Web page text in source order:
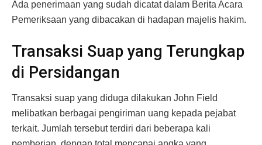
Ada penerimaan yang sudah dicatat dalam Berita Acara
Pemeriksaan yang dibacakan di hadapan majelis hakim.
Transaksi Suap yang Terungkap
di Persidangan
Transaksi suap yang diduga dilakukan John Field
melibatkan berbagai pengiriman uang kepada pejabat
terkait. Jumlah tersebut terdiri dari beberapa kali